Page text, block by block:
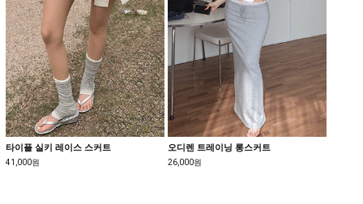
타이플 실키 레이스 스커트
41,000원
오디렌 트레이닝 롱스커트
26,000원